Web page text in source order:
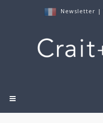
Newsletter |